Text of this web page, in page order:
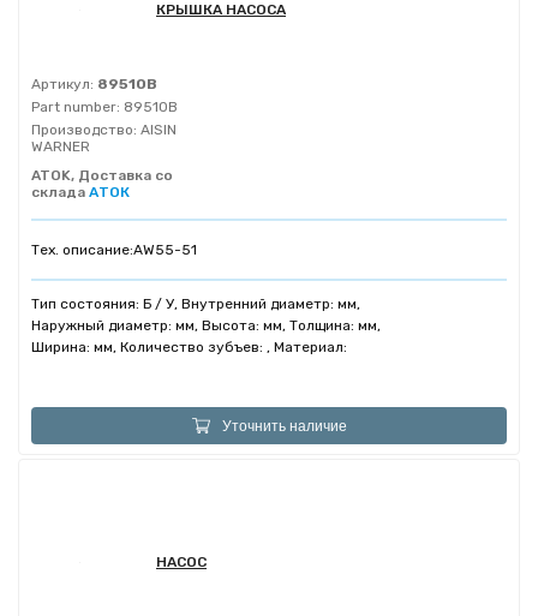
КРЫШКА НАСОСА
Артикул: 89510B
Part number: 89510B
Производство: AISIN
WARNER
ATOK, Доставка со
склада АТОК
Тех. описание:AW55-51
Тип состояния: Б / У, Внутренний диаметр: мм,
Наружный диаметр: мм, Высота: мм, Толщина: мм,
Ширина: мм, Количество зубъев: , Материал:
Уточнить наличие
НАСОС